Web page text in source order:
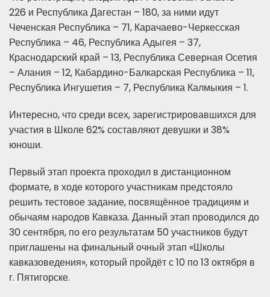
226 и Республика Дагестан – 180, за ними идут
Чеченская Республика – 71, Карачаево-Черкесская
Республика – 46, Республика Адыгея – 37,
Краснодарский край – 13, Республика Северная Осетия
– Алания – 12, Кабардино-Балкарская Республика – 11,
Республика Ингушетия – 7, Республика Калмыкия – 1.
Интересно, что среди всех, зарегистрировавшихся для
участия в Школе 62% составляют девушки и 38%
юноши.
Первый этап проекта проходил в дистанционном
формате, в ходе которого участникам предстояло
решить тестовое задание, посвящённое традициям и
обычаям народов Кавказа. Данный этап проводился до
30 сентября, по его результатам 50 участников будут
приглашены на финальный очный этап «Школы
кавказоведения», который пройдёт с 10 по 13 октября в
г. Пятигорске.